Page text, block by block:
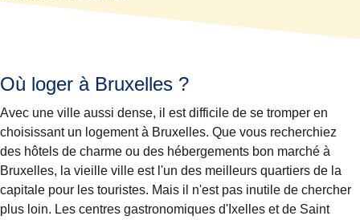
Où loger à Bruxelles ?
Avec une ville aussi dense, il est difficile de se tromper en
choisissant un logement à Bruxelles. Que vous recherchiez
des hôtels de charme ou des hébergements bon marché à
Bruxelles, la vieille ville est l'un des meilleurs quartiers de la
capitale pour les touristes. Mais il n'est pas inutile de chercher
plus loin. Les centres gastronomiques d'Ixelles et de Saint